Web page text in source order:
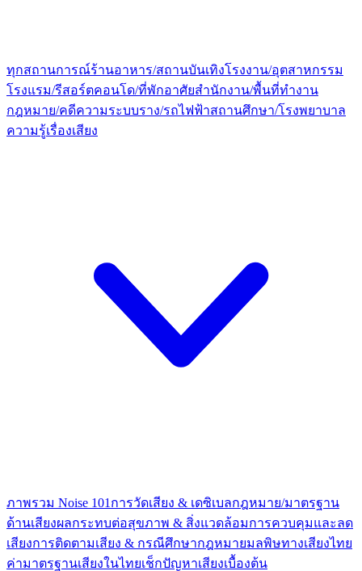
ทุกสถานการณ์ร้านอาหาร/สถานบันเทิงโรงงาน/อุตสาหกรรม
โรงแรม/รีสอร์ตคอนโด/ที่พักอาศัยสำนักงาน/พื้นที่ทำงาน
กฎหมาย/คดีความระบบราง/รถไฟฟ้าสถานศึกษา/โรงพยาบาล
ความรู้เรื่องเสียง
ภาพรวม Noise 101 การวัดเสียง & เดซิเบลกฎหมาย/มาตรฐาน
ด้านเสียงผลกระทบต่อสุขภาพ & สิ่งแวดล้อมการควบคุมและลด
เสียงการติดตามเสียง & กรณีศึกษากฎหมายมลพิษทางเสียงไทย
ค่ามาตรฐานเสียงในไทยเช็กปัญหาเสียงเบื้องต้น